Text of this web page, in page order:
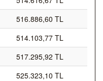
516.886,60 TL
514.103,77 TL
517.295,92 TL
525.323,10 TL